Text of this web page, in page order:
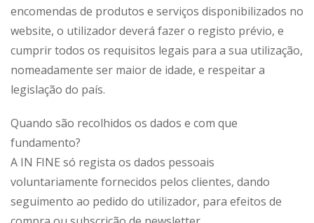
encomendas de produtos e serviços disponibilizados no
website, o utilizador deverá fazer o registo prévio, e
cumprir todos os requisitos legais para a sua utilização,
nomeadamente ser maior de idade, e respeitar a
legislação do país.
Quando são recolhidos os dados e com que
fundamento?
A IN FINE só regista os dados pessoais
voluntariamente fornecidos pelos clientes, dando
seguimento ao pedido do utilizador, para efeitos de